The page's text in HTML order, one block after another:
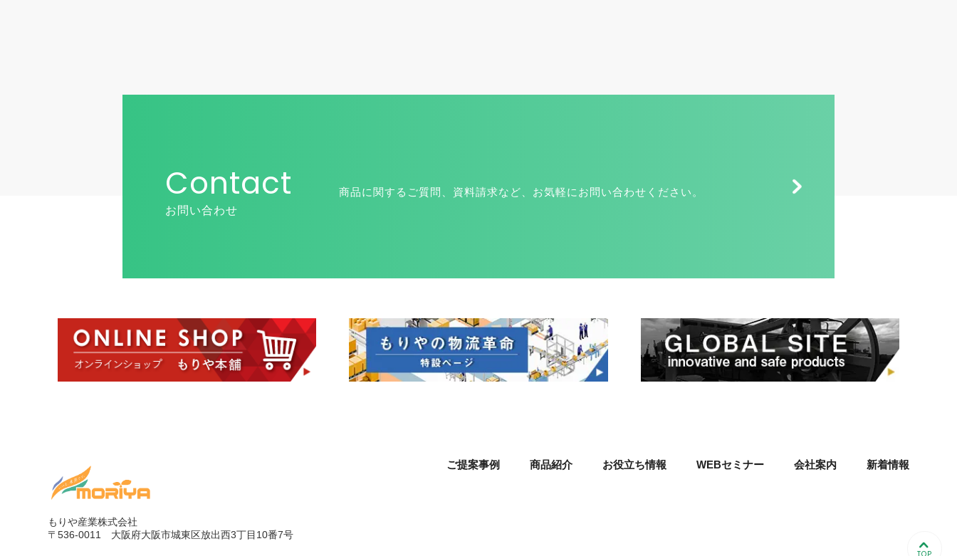
Contact
お問い合わせ
商品に関するご質問、資料請求など、お気軽にお問い合わせください。
もりや産業株式会社
〒536-0011 大阪府大阪市城東区放出西3丁目10番7号
ご提案事例 商品紹介 お役立ち情報 WEBセミナー 会社案内 新着情報